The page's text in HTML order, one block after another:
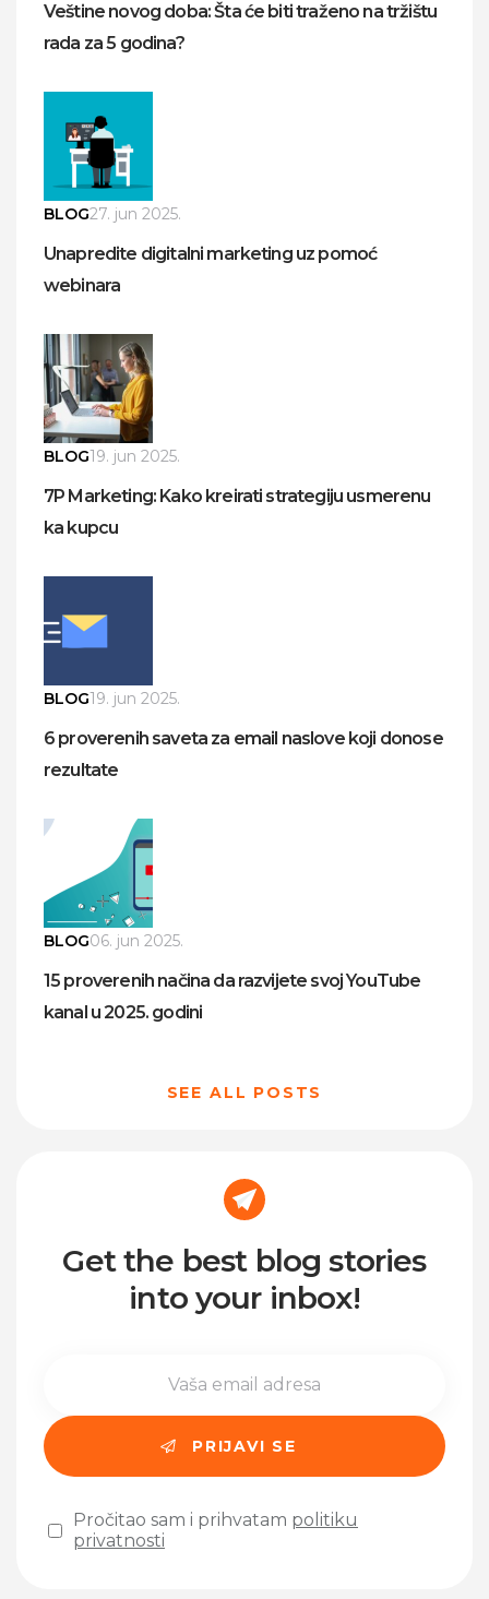
Veštine novog doba: Šta će biti traženo na tržištu
rada za 5 godina?
BLOG27. jun 2025.
Unapredite digitalni marketing uz pomoć
webinara
BLOG19. jun 2025.
7P Marketing: Kako kreirati strategiju usmerenu
ka kupcu
BLOG19. jun 2025.
6 proverenih saveta za email naslove koji donose
rezultate
BLOG06. jun 2025.
15 proverenih načina da razvijete svoj YouTube
kanal u 2025. godini
SEE ALL POSTS
Get the best blog stories
into your inbox!
Pročitao sam i prihvatam politiku
privatnosti